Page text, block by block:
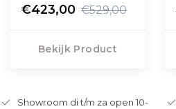
€423,00 €529,00
Bekijk Product
Showroom di t/m za open 10-